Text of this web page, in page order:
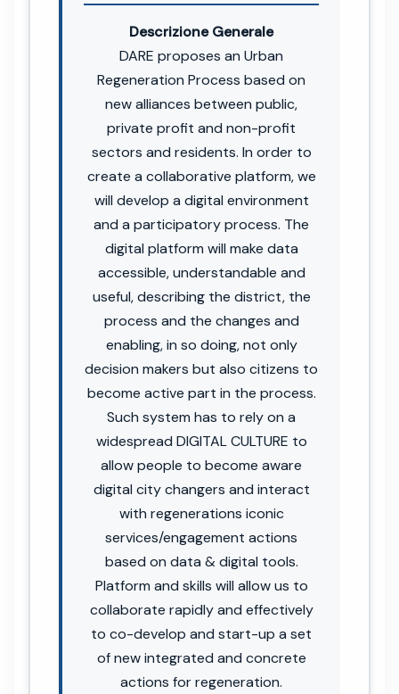
Descrizione Generale
DARE proposes an Urban
Regeneration Process based on
new alliances between public,
private profit and non-profit
sectors and residents. In order to
create a collaborative platform, we
will develop a digital environment
and a participatory process. The
digital platform will make data
accessible, understandable and
useful, describing the district, the
process and the changes and
enabling, in so doing, not only
decision makers but also citizens to
become active part in the process.
Such system has to rely on a
widespread DIGITAL CULTURE to
allow people to become aware
digital city changers and interact
with regenerations iconic
services/engagement actions
based on data & digital tools.
Platform and skills will allow us to
collaborate rapidly and effectively
to co-develop and start-up a set
of new integrated and concrete
actions for regeneration.